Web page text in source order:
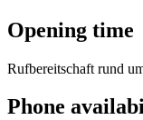
Opening time
Rufbereitschaft rund
Phone